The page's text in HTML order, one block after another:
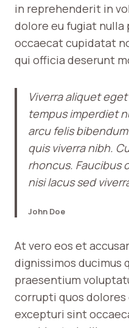
in reprehenderit in
dolore eu fugiat
occaecat cupidatat
qui officia deserunt
Viverra aliquet
tempus imperdiet
arcu felis
quis viverra nibh.
rhoncus. Faucibus
nisi lacus sed
John Doe
At vero eos et
dignissimos ducimus
praesentium
corrupti quos
excepturi sint